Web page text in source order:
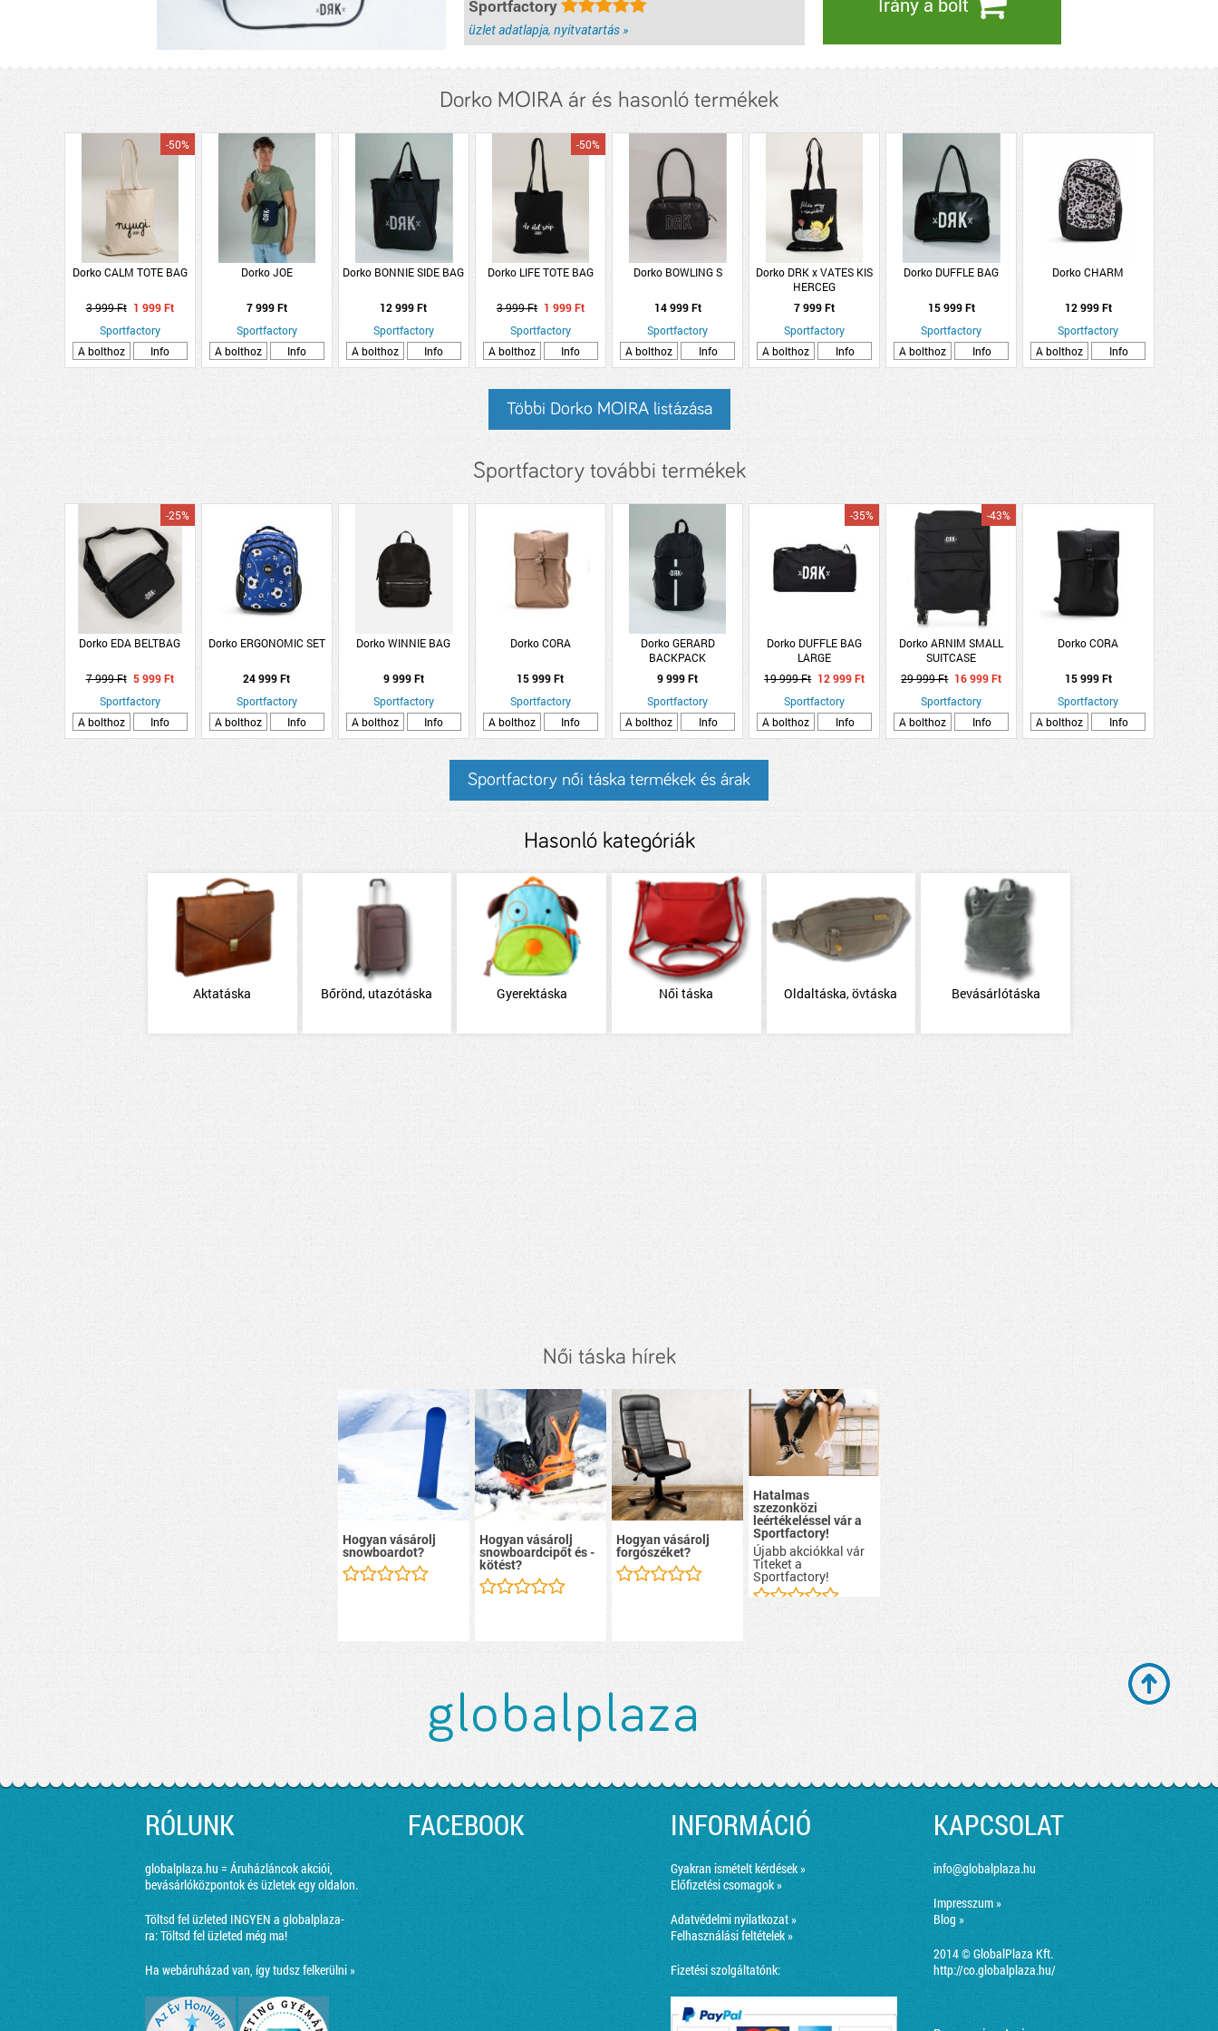
Sportfactory
üzlet adatlapja, nyitvatartás »
Dorko MOIRA ár és hasonló termékek
Dorko CALM TOTE BAG
-50%
3 999 Ft 1 999 Ft
Sportfactory
A bolthoz
Info
Dorko JOE
7 999 Ft
Sportfactory
A bolthoz
Info
Dorko BONNIE SIDE BAG
12 999 Ft
Sportfactory
A bolthoz
Info
Dorko LIFE TOTE BAG
-50%
3 999 Ft 1 999 Ft
Sportfactory
A bolthoz
Info
Dorko BOWLING S
14 999 Ft
Sportfactory
A bolthoz
Info
Dorko DRK x VATES KIS
HERCEG
7 999 Ft
Sportfactory
A bolthoz
Info
Dorko DUFFLE BAG
15 999 Ft
Sportfactory
A bolthoz
Info
Dorko CHARM
12 999 Ft
Sportfactory
A bolthoz
Info
Többi Dorko MOIRA listázása
Sportfactory további termékek
Dorko EDA BELTBAG
-25%
7 999 Ft 5 999 Ft
Sportfactory
A bolthoz
Info
Dorko ERGONOMIC SET
24 999 Ft
Sportfactory
A bolthoz
Info
Dorko WINNIE BAG
9 999 Ft
Sportfactory
A bolthoz
Info
Dorko CORA
15 999 Ft
Sportfactory
A bolthoz
Info
Dorko GERARD
BACKPACK
9 999 Ft
Sportfactory
A bolthoz
Info
Dorko DUFFLE BAG
LARGE
-35%
19 999 Ft 12 999 Ft
Sportfactory
A bolthoz
Info
Dorko ARNIM SMALL
SUITCASE
-43%
29 999 Ft 16 999 Ft
Sportfactory
A bolthoz
Info
Dorko CORA
15 999 Ft
Sportfactory
A bolthoz
Info
Sportfactory női táska termékek és árak
Hasonló kategóriák
Aktatáska Bőrönd, utazótáska Gyerektáska Női táska Oldaltáska, övtáska Bevásárlótáska
Női táska hírek
Hogyan vásárolj
snowboardot?
Hogyan vásárolj
snowboardcipőt és -
kötést?
Hogyan vásárolj
forgószéket?
Hatalmas
szezonközi
leértékeléssel vár a
Sportfactory!
Újabb akciókkal vár
Titeket a
Sportfactory!
RÓLUNK
globalplaza.hu = Áruházláncok akciói,
bevásárlóközpontok és üzletek egy oldalon.
Töltsd fel üzleted INGYEN a globalplaza-
ra:Töltsd fel üzleted még ma!
Ha webáruházad van, így tudsz felkerülni »
FACEBOOK INFORMÁCIÓ
Gyakran ismételt kérdések »
Előfizetési csomagok »
Adatvédelmi nyilatkozat »
Felhasználási feltételek »
Fizetési szolgáltatónk:
KAPCSOLAT
info@globalplaza.hu
Impresszum »
Blog »
2014 © GlobalPlaza Kft.
http://co.globalplaza.hu/